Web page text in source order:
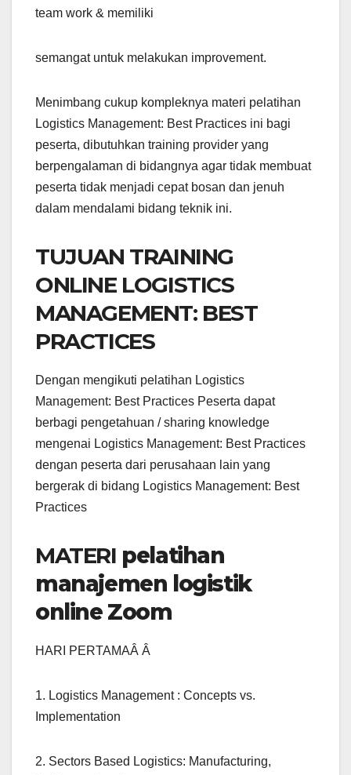
team work & memiliki
semangat untuk melakukan improvement.
Menimbang cukup kompleknya materi pelatihan
Logistics Management: Best Practices ini bagi
peserta, dibutuhkan training provider yang
berpengalaman di bidangnya agar tidak membuat
peserta tidak menjadi cepat bosan dan jenuh
dalam mendalami bidang teknik ini.
TUJUAN TRAINING
ONLINE LOGISTICS
MANAGEMENT: BEST
PRACTICES
Dengan mengikuti pelatihan Logistics
Management: Best Practices Peserta dapat
berbagi pengetahuan / sharing knowledge
mengenai Logistics Management: Best Practices
dengan peserta dari perusahaan lain yang
bergerak di bidang Logistics Management: Best
Practices
MATERI pelatihan
manajemen logistik
online Zoom
HARI PERTAMAÂ Â
1. Logistics Management : Concepts vs.
Implementation
2. Sectors Based Logistics: Manufacturing,